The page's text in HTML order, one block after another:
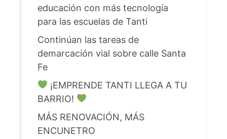
educación con más tecnología
para las escuelas de Tanti
Continúan las tareas de
demarcación vial sobre calle Santa
Fe
¡EMPRENDE TANTI LLEGA A TU
BARRIO!
MÁS RENOVACIÓN, MÁS
ENCUNETRO